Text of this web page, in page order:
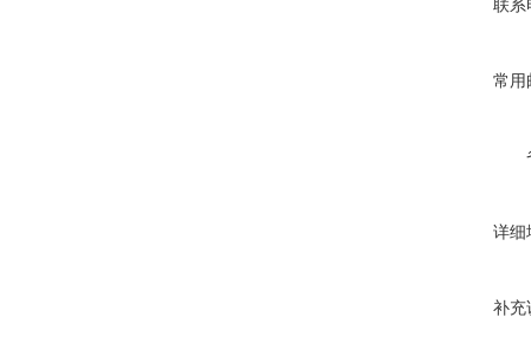
联系
常用
详细
补充